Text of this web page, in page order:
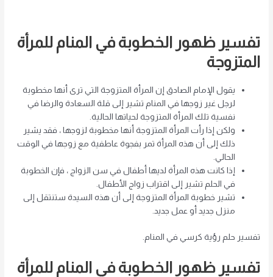
تفسير ظهور الخطوبة في المنام للمرأة
المتزوجة
يقول الإمام الصادق إن المرأة المتزوجة التي ترى أنها مخطوبة
لرجل غير زوجها في المنام تشير إلى قلة السعادة والرضا في
نفسية تلك المرأة المتزوجة لحياتها الحالية.
ولكن إذا رأت المرأة المتزوجة أنها مخطوبة لزوجها ، فقد يشير
ذلك إلى أن هذه المرأة تمر بفجوة عاطفية مع زوجها في الوقت
الحالي.
إذا كانت هذه المرأة لديها أطفال في سن الزواج ، فإن الخطوبة
في الحلم تشير إلى اقتراب زواج الأطفال.
تشير خطوبة المرأة المتزوجة إلى أن هذه السيدة ستنتقل إلى
منزل جديد أو عمل جديد.
تفسير حلم رؤية كرسي في المنام.
تفسير ظهور الخطوبة في المنام للمرأة